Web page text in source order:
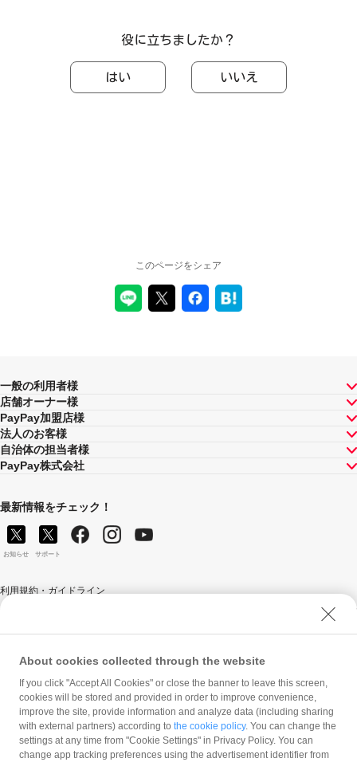
役に立ちましたか？
はい いいえ
このページをシェア
一般の利用者様
店舗オーナー様
PayPay加盟店様
法人のお客様
自治体の担当者様
PayPay株式会社
最新情報をチェック！
お知らせ サポート
利用規約・ガイドライン
ソフトバンク人権ポリシー
PayPay Code of Ethics & Business Conduct
プライバシーポリシー
ユーザープライバシーについて
ユーザーセキュリティについて
ウェブサイト利用規約
About cookies collected through the website
If you click "Accept All Cookies" or close the banner to leave this screen,
cookies will be stored and provided in order to improve convenience,
improve the site, provide information and analyze data (including sharing
with external partners) according to the cookie policy. You can change the
settings at any time from "Cookie Settings" in Privacy Policy. You can
change app tracking preferences using the advertisement identifier from